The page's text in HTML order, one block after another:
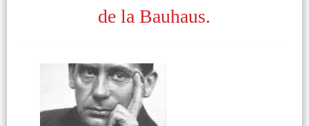
de la Bauhaus.